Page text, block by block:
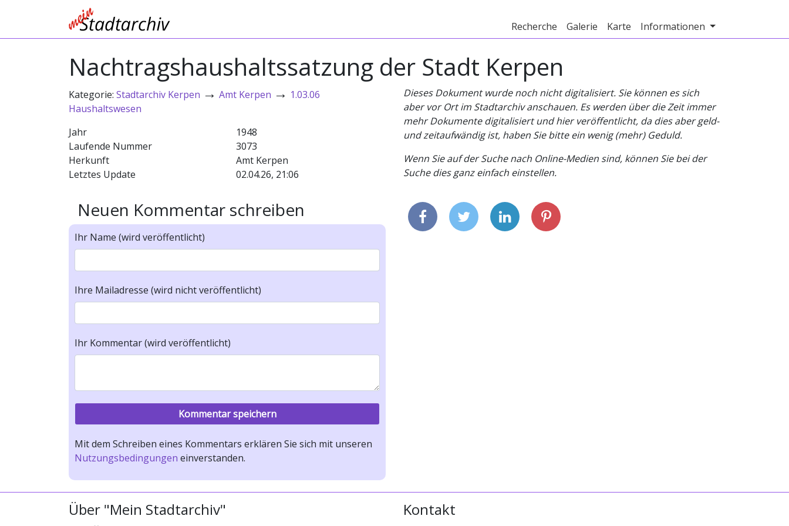
Recherche Galerie Karte Informationen
Nachtragshaushaltssatzung der Stadt Kerpen
Kategorie: Stadtarchiv Kerpen → Amt Kerpen → 1.03.06
Haushaltswesen
Jahr
1948
Laufende Nummer
3073
Herkunft
Amt Kerpen
Letztes Update
02.04.26, 21:06
Neuen Kommentar schreiben
Ihr Name (wird veröffentlicht)
Ihre Mailadresse (wird nicht veröffentlicht)
Ihr Kommentar (wird veröffentlicht)
Mit dem Schreiben eines Kommentars erklären Sie sich mit unseren
Nutzungsbedingungen einverstanden.
Dieses Dokument wurde noch nicht digitalisiert. Sie können es sich
aber vor Ort im Stadtarchiv anschauen. Es werden über die Zeit immer
mehr Dokumente digitalisiert und hier veröffentlicht, da dies aber geld-
und zeitaufwändig ist, haben Sie bitte ein wenig (mehr) Geduld.
Wenn Sie auf der Suche nach Online-Medien sind, können Sie bei der
Suche dies ganz einfach einstellen.
Über "Mein Stadtarchiv" Kontakt